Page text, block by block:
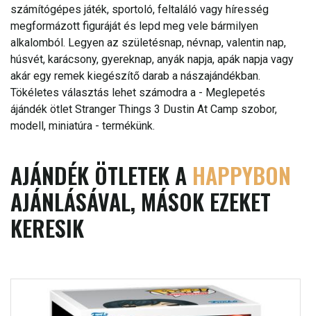
számítógépes játék, sportoló, feltaláló vagy híresség
megformázott figuráját és lepd meg vele bármilyen
alkalomból. Legyen az születésnap, névnap, valentin nap,
húsvét, karácsony, gyereknap, anyák napja, apák napja vagy
akár egy remek kiegészítő darab a nászajándékban.
Tökéletes választás lehet számodra a - Meglepetés
ájándék ötlet Stranger Things 3 Dustin At Camp szobor,
modell, miniatúra - termékünk.
AJÁNDÉK ÖTLETEK A HAPPYBON
AJÁNLÁSÁVAL, MÁSOK EZEKET
KERESIK